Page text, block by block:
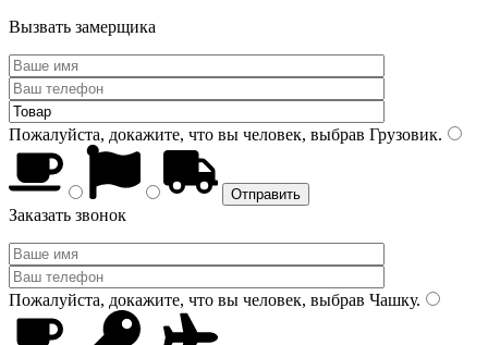
Вызвать замерщика
Пожалуйста, докажите, что вы человек, выбрав Грузовик.
Заказать звонок
Пожалуйста, докажите, что вы человек, выбрав Чашку.